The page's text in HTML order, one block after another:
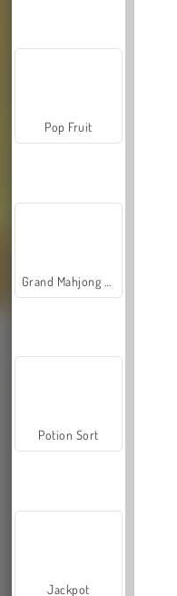
Pop Fruit
Potion Sort
Jackpot